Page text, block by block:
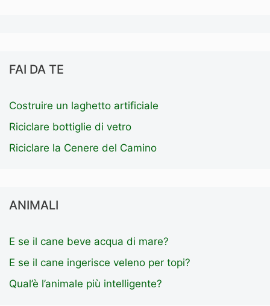
FAI DA TE
Costruire un laghetto artificiale
Riciclare bottiglie di vetro
Riciclare la Cenere del Camino
ANIMALI
E se il cane beve acqua di mare?
E se il cane ingerisce veleno per topi?
Qual’è l’animale più intelligente?